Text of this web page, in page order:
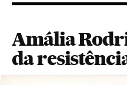
Amália
da